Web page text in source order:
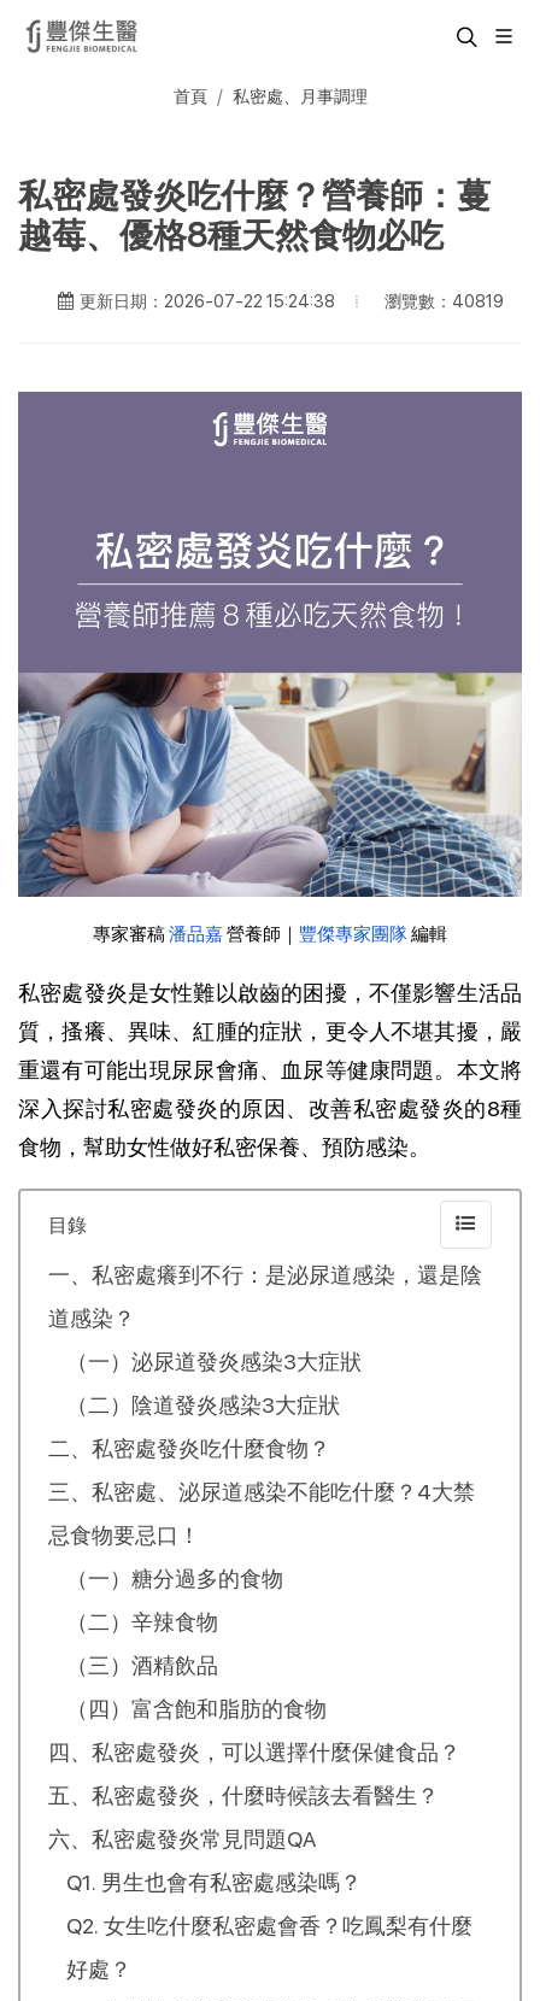
首頁 私密處、月事調理
私密處發炎吃什麼？營養師：蔓
越莓、優格8種天然食物必吃
更新日期：2026-07-22 15:24:38 瀏覽數：40819
專家審稿 潘品嘉 營養師 ｜ 豐傑專家團隊 編輯
私密處發炎是女性難以啟齒的困擾，不僅影響生活品
質，搔癢、異味、紅腫的症狀，更令人不堪其擾，嚴
重還有可能出現尿尿會痛、血尿等健康問題。本文將
深入探討私密處發炎的原因、改善私密處發炎的8種
食物，幫助女性做好私密保養、預防感染。
目錄
一、私密處癢到不行：是泌尿道感染，還是陰
道感染？
（一）泌尿道發炎感染3大症狀
（二）陰道發炎感染3大症狀
二、私密處發炎吃什麼食物？
三、私密處、泌尿道感染不能吃什麼？4大禁
忌食物要忌口！
（一）糖分過多的食物
（二）辛辣食物
（三）酒精飲品
（四）富含飽和脂肪的食物
四、私密處發炎，可以選擇什麼保健食品？
五、私密處發炎，什麼時候該去看醫生？
六、私密處發炎常見問題QA
Q1. 男生也會有私密處感染嗎？
Q2. 女生吃什麼私密處會香？吃鳳梨有什麼
好處？